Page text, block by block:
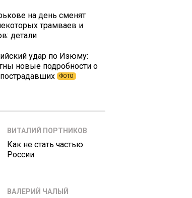
на день сменят
трамваев и
детали
удар по Изюму:
новые подробности о
ФОТО
ВИТАЛИЙ ПОРТНИКОВ
Как не стать частью
России
ВАЛЕРИЙ ЧАЛЫЙ